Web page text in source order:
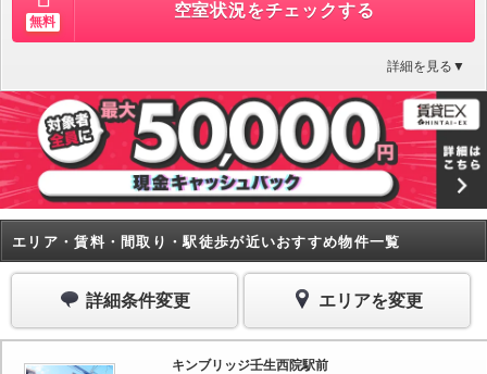
無料
空室状況をチェックする
詳細を見る▼
エリア・賃料・間取り・駅徒歩が近いおすすめ物件一覧
詳細条件変更 エリアを変更
キンブリッジ壬生西院駅前